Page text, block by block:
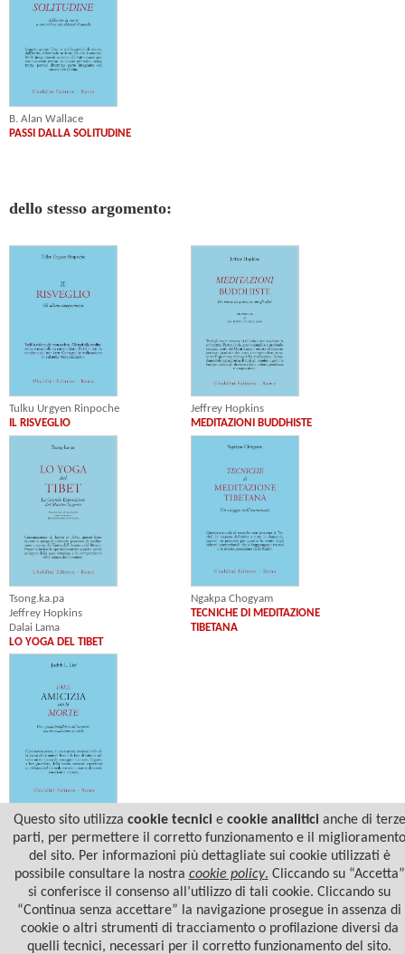
B. Alan Wallace
PASSI DALLA SOLITUDINE
dello stesso argomento:
Tulku Urgyen Rinpoche
IL RISVEGLIO
Jeffrey Hopkins
MEDITAZIONI BUDDHISTE
Tsong.ka.pa
Jeffrey Hopkins
Dalai Lama
LO YOGA DEL TIBET
Ngakpa Chogyam
TECNICHE DI MEDITAZIONE
TIBETANA
Judith L. Lief
FARE AMICIZIA CON LA MORTE
Questo sito utilizza cookie tecnicie cookie analiticianche di terze
parti, per permettere il corretto funzionamento e il miglioramento
del sito. Per informazioni più dettagliate sui cookie utilizzati è
possibile consultare la nostra cookie policy. Cliccando su “Accetta”
si conferisce il consenso all’utilizzo di tali cookie. Cliccando su
“Continua senza accettare” la navigazione prosegue in assenza di
cookie o altri strumenti di tracciamento o profilazione diversi da
quelli tecnici, necessari per il corretto funzionamento del sito.